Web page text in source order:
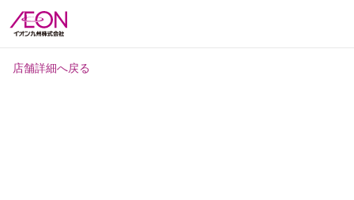
店舗詳細へ戻る